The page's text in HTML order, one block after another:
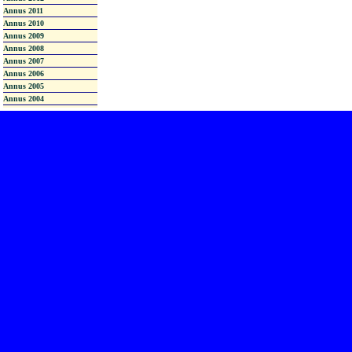
Annus 2011
Annus 2010
Annus 2009
Annus 2008
Annus 2007
Annus 2006
Annus 2005
Annus 2004